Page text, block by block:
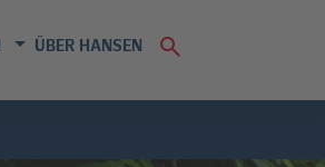
ÜBER HANSEN